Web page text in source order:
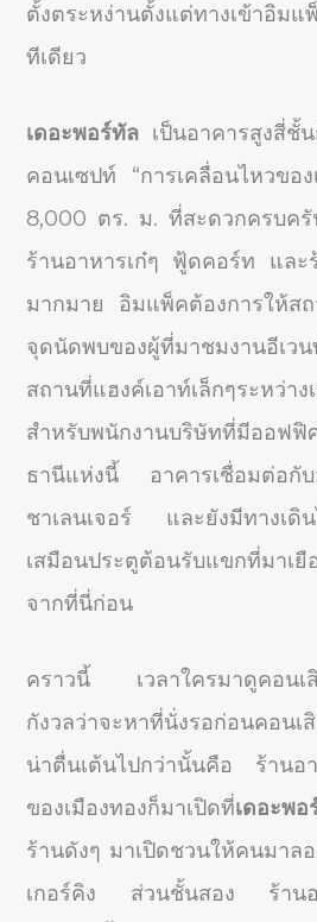
ตั้งตระหง่านตั้งแต่ทางเข้าอิมแ
ทีเดียว
เดอะพอร์ทัล เป็นอาคารสูงสี่ชั้
คอนเซปท์ “การเคลื่อนไหวขอ
8,000 ตร. ม. ที่สะดวกครบครั
ร้านอาหารเก๋ๆ ฟู้ดคอร์ท แล
มากมาย อิมแพ็คต้องการให้ส
จุดนัดพบของผู้ที่มาชมงานอีเ
สถานที่แฮงค์เอาท์เล็กๆระหว่าง
สำหรับพนักงานบริษัทที่มีออฟฟิ
ธานีแห่งนี้ อาคารเชื่อมต่อกับ
ชาเลนเจอร์ และยังมีทางเดิ
เสมือนประตูต้อนรับแขกที่มาเ
จากที่นี่ก่อน
คราวนี้ เวลาใครมาดูคอนเ
กังวลว่าจะหาที่นั่งรอก่อนคอน
น่าตื่นเต้นไปกว่านั้นคือ ร้านอ
ของเมืองทองก็มาเปิดที่เดอะพอ
ร้านดังๆ มาเปิดชวนให้คนมาล
เกอร์คิง ส่วนชั้นสอง ร้านอ